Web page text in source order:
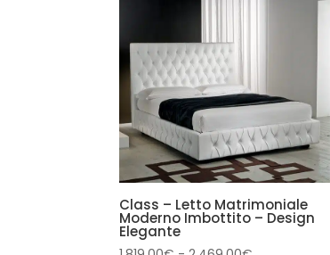
Class – Letto Matrimoniale
Moderno Imbottito – Design
Elegante